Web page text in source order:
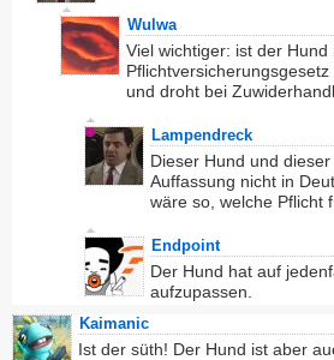
Wulwa
Viel wichtiger: ist der Hund
und droht bei
Lampendreck
Dieser Hund und
Auffassung nicht in
wäre so, welche Pflicht
Endpoint
Der Hund hat auf
aufzupassen.
Kaimanic
Ist der süth! Der Hund ist aber